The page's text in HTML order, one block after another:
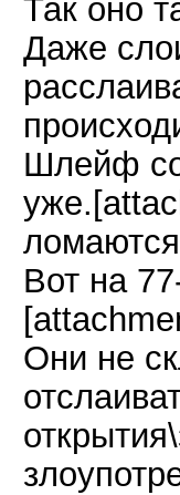
Так оно
Даже
Шлейф
Вот на
Они не